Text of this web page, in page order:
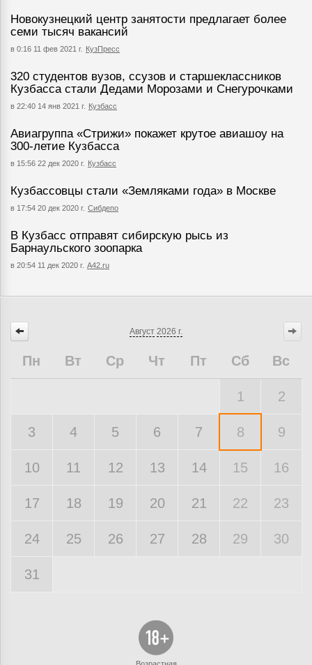
Новокузнецкий центр занятости предлагает более
семи тысяч вакансий
в 0:16 11 фев 2021 г. КузПресс
320 студентов вузов, ссузов и старшеклассников
Кузбасса стали Дедами Морозами и Снегурочками
в 22:40 14 янв 2021 г. Кузбасс
Авиагруппа «Стрижи» покажет крутое авиашоу на
300-летие Кузбасса
в 15:56 22 дек 2020 г. Кузбасс
Кузбассовцы стали «Земляками года» в Москве
в 17:54 20 дек 2020 г. Сибдепо
В Кузбасс отправят сибирскую рысь из
Барнаульского зоопарка
в 20:54 11 дек 2020 г. А42.ru
Август 2026 г.
Пн Вт Ср Чт Пт Сб Вс
1 2
3 4 5 6 7 8 9
10 11 12 13 14 15 16
17 18 19 20 21 22 23
24 25 26 27 28 29 30
31